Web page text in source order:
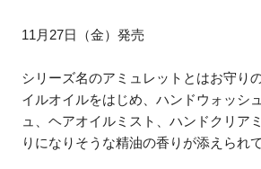
11月27日（金）発売
シリーズ名のアミュレットとはお守り
イルオイルをはじめ、ハンドウォッシ
ュ、ヘアオイルミスト、ハンドクリア
りになりそうな精油の香りが添えられて